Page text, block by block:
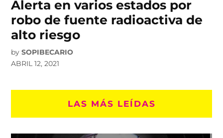
Alerta en varios estados por
robo de fuente radioactiva de
alto riesgo
by SOPIBECARIO
ABRIL 12, 2021
LAS MÁS LEÍDAS